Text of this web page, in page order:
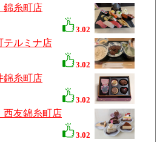
糸町店
3.02
ルミナ店
3.02
糸町店
3.02
友錦糸町店
3.02